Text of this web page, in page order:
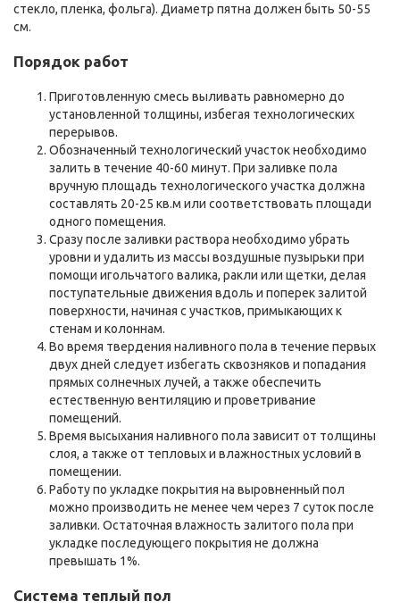
стекло, пленка, фольга). Диаметр пятна должен быть 50-55
см.
Порядок работ
Приготовленную смесь выливать равномерно до
установленной толщины, избегая технологических
перерывов.
Обозначенный технологический участок необходимо
залить в течение 40-60 минут. При заливке пола
вручную площадь технологического участка должна
составлять 20-25 кв.м или соответствовать площади
одного помещения.
Сразу после заливки раствора необходимо убрать
уровни и удалить из массы воздушные пузырьки при
помощи игольчатого валика, ракли или щетки, делая
поступательные движения вдоль и поперек залитой
поверхности, начиная с участков, примыкающих к
стенам и колоннам.
Во время твердения наливного пола в течение первых
двух дней следует избегать сквозняков и попадания
прямых солнечных лучей, а также обеспечить
естественную вентиляцию и проветривание
помещений.
Время высыхания наливного пола зависит от толщины
слоя, а также от тепловых и влажностных условий в
помещении.
Работу по укладке покрытия на выровненный пол
можно производить не менее чем через 7 суток после
заливки. Остаточная влажность залитого пола при
укладке последующего покрытия не должна
превышать 1%.
Система теплый пол